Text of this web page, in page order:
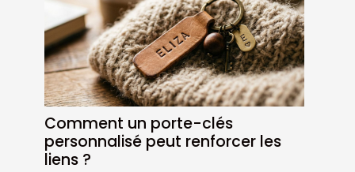
Comment un porte-clés
personnalisé peut renforcer les
liens ?